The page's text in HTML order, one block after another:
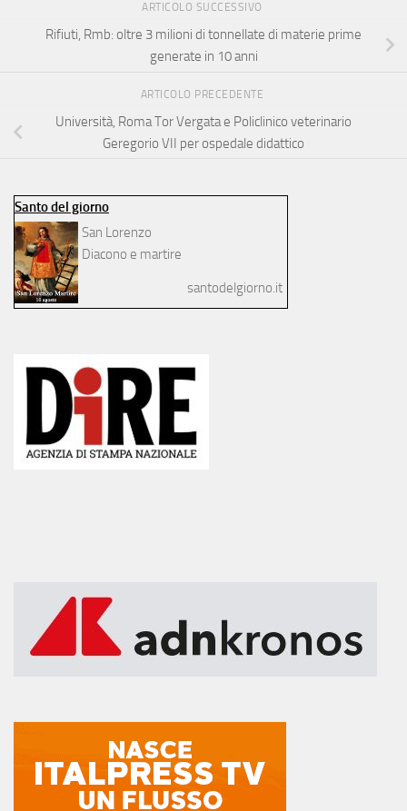
ARTICOLO SUCCESSIVO
Rifiuti, Rmb: oltre 3 milioni di tonnellate di materie prime
generate in 10 anni
ARTICOLO PRECEDENTE
Università, Roma Tor Vergata e Policlinico veterinario
Geregorio VII per ospedale didattico
Santo del giorno
San Lorenzo
Diacono e martire
santodelgiorno.it